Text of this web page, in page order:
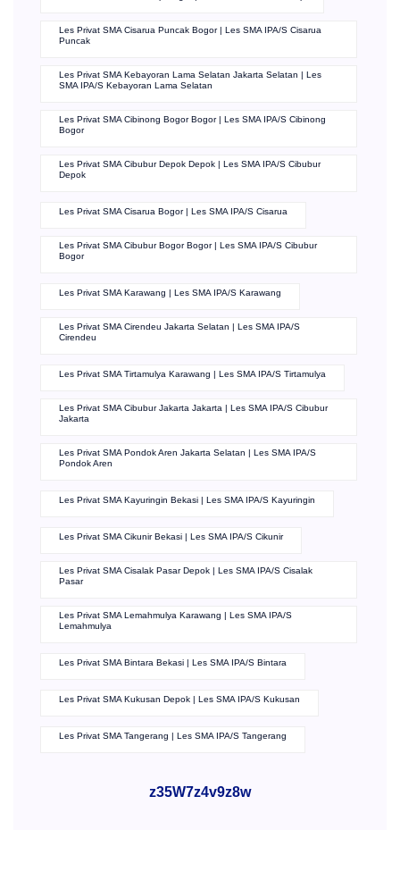
Les Privat SMA Cisarua Puncak Bogor | Les SMA IPA/S Cisarua
Puncak
Les Privat SMA Kebayoran Lama Selatan Jakarta Selatan | Les
SMA IPA/S Kebayoran Lama Selatan
Les Privat SMA Cibinong Bogor Bogor | Les SMA IPA/S Cibinong
Bogor
Les Privat SMA Cibubur Depok Depok | Les SMA IPA/S Cibubur
Depok
Les Privat SMA Cisarua Bogor | Les SMA IPA/S Cisarua
Les Privat SMA Cibubur Bogor Bogor | Les SMA IPA/S Cibubur
Bogor
Les Privat SMA Karawang | Les SMA IPA/S Karawang
Les Privat SMA Cirendeu Jakarta Selatan | Les SMA IPA/S
Cirendeu
Les Privat SMA Tirtamulya Karawang | Les SMA IPA/S Tirtamulya
Les Privat SMA Cibubur Jakarta Jakarta | Les SMA IPA/S Cibubur
Jakarta
Les Privat SMA Pondok Aren Jakarta Selatan | Les SMA IPA/S
Pondok Aren
Les Privat SMA Kayuringin Bekasi | Les SMA IPA/S Kayuringin
Les Privat SMA Cikunir Bekasi | Les SMA IPA/S Cikunir
Les Privat SMA Cisalak Pasar Depok | Les SMA IPA/S Cisalak
Pasar
Les Privat SMA Lemahmulya Karawang | Les SMA IPA/S
Lemahmulya
Les Privat SMA Bintara Bekasi | Les SMA IPA/S Bintara
Les Privat SMA Kukusan Depok | Les SMA IPA/S Kukusan
Les Privat SMA Tangerang | Les SMA IPA/S Tangerang
z35W7z4v9z8w